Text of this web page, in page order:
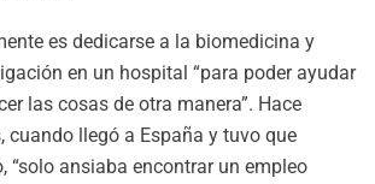
es dedicarse a la biomedicina y
en un hospital “para poder ayudar
las cosas de otra manera”. Hace
cuando llegó a España y tuvo que
“solo ansiaba encontrar un empleo